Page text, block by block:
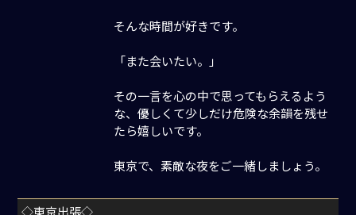
そんな時間が好きです。
「また会いたい。」
その一言を心の中で思ってもらえるよう
な、優しくて少しだけ危険な余韻を残せ
たら嬉しいです。
東京で、素敵な夜をご一緒しましょう。
◇東京出張◇